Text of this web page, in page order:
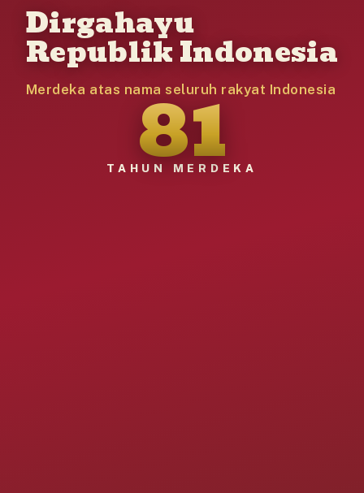
Dirgahayu
Republik Indonesia
Merdeka atas nama seluruh rakyat Indonesia
81
TAHUN MERDEKA